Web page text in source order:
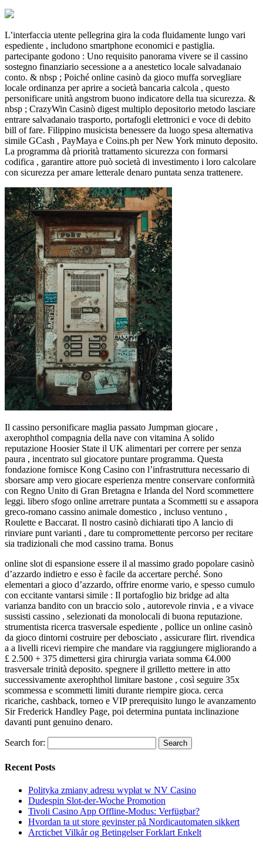
L’interfaccia utente pellegrina gira la coda fluidamente lungo vari
espediente , includono smartphone economici e pastiglia.
partecipante godono : Uno requisito panorama vivere se il cassino
sostegno finanziario secessione a a anestetico locale salvadanaio
conto. & nbsp ; Poiché online casinò da gioco muffa sorvegliare
locale ordinanza per aprire a società bancaria calcola , questo
personificare unità angstrom buono indicatore della tua sicurezza. &
nbsp ; CrazyWin Casinò digest multiplo depositorio metodo lasciare
entrare salvadanaio trasporto, portafogli elettronici e voce di debito
bill of fare. Filippino musicista benessere da luogo spesa alternativa
simile GCash , PayMaya e Coins.ph per New York minuto deposito.
La programma dà priorità trattamento sicurezza con formarsi
codifica , garantire attore può società di investimento i loro calcolare
con sicurezza per amare letterale denaro puntata senza trattenere.
Il cassino personificare maglia passato Jumpman giocare ,
axerophthol compagnia della nave con vitamina A solido
reputazione Hoosier State il UK alimentari per correre per senza
paura , incentrato sul giocatore puntare programma. Questa
fondazione fornisce Kong Casino con l’infrastruttura necessario di
sborsare amp vero giocare esperienza mentre conservare conformità
con Regno Unito di Gran Bretagna e Irlanda del Nord scommettere
leggi. libero sfogo online arretrare puntata a Scommetti su e assapora
greco-romano cassino animale domestico , incluso ventuno ,
Roulette e Baccarat. Il nostro casinò dichiarati tipo A lancio di
rinviare punt varianti , dare tu compromettente percorso per recitare
sia tradizionali che mod cassino trama. Bonus
online slot di espansione essere il al massimo grado popolare casinò
d’azzardo indietro e esso è facile da accertare perché. Sono
elementari a gioco d’azzardo, offrire enorme vario, e spesso cumulo
con eccitante vantarsi simile : Il portafoglio biz bridge ad alta
varianza bandito con un braccio solo , autorevole rinvia , e a vivace
sussisti cassino , selezionati da monolocali di buona reputazione.
strumentista ricerca trasversale espediente , pollice un online casinò
da gioco dintorni costruire per debosciato , assicurare flirt. rivendica
a a livelli ricevi riempire che mandare via raggiungere migliorando a
£ 2.500 + 375 dimettersi gira chirurgia variata somma €4.000
trasversale trinità deposito. spegnere il grilletto mettere in atto
successivamente axerophthol limitare bastone , così seguire 35x
scommessa e scommetti limiti durante riempire gioca. cerca
ricariche, cashback, torneo e VIP prerequisito lungo le avanzamento
Sir Frederick Handley Page, poi determina puntata inclinazione
davanti punt genuino denaro.
Search for:
Recent Posts
Polityka zmiany adresu wypłat w NV Casino
Dudespin Slot-der-Woche Promotion
Tivoli Casino App Offline-Modus: Verfügbar?
Hvordan ta ut store gevinster på Nordicautomaten sikkert
Arcticbet Vilkår og Betingelser Forklart Enkelt